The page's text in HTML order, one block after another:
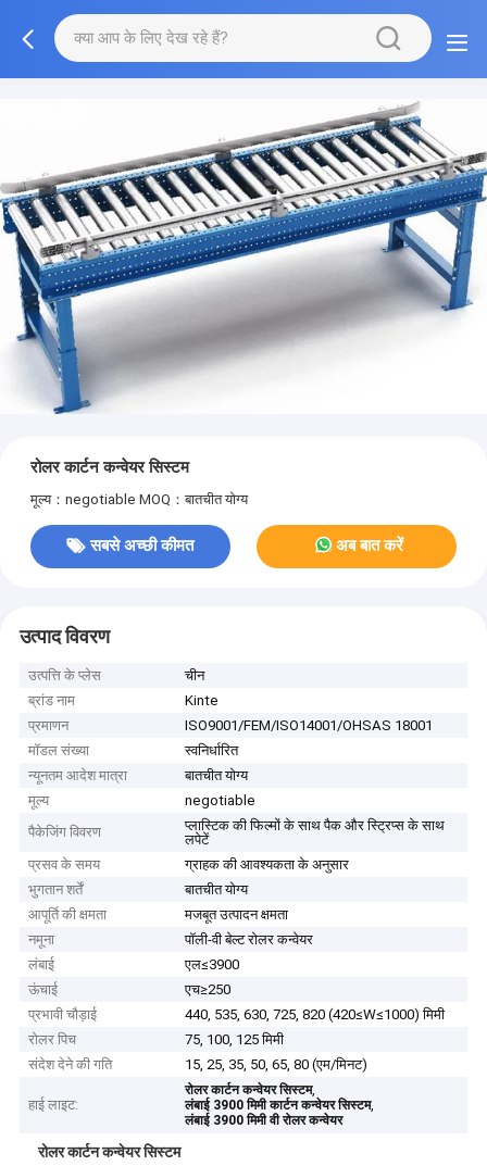
रोलर कार्टन कन्वेयर सिस्टम
मूल्य：negotiable MOQ：बातचीत योग्य
सबसे अच्छी कीमत अब बात करें
उत्पाद विवरण
उत्पत्ति के प्लेस
चीन
ब्रांड नाम
Kinte
प्रमाणन
ISO9001/FEM/ISO14001/OHSAS 18001
मॉडल संख्या
स्वनिर्धारित
न्यूनतम आदेश मात्रा
बातचीत योग्य
मूल्य
negotiable
पैकेजिंग विवरण
प्लास्टिक की फिल्मों के साथ पैक और स्ट्रिप्स के साथ
लपेटें
प्रसव के समय
ग्राहक की आवश्यकता के अनुसार
भुगतान शर्तें
बातचीत योग्य
आपूर्ति की क्षमता
मजबूत उत्पादन क्षमता
नमूना
पॉली-वी बेल्ट रोलर कन्वेयर
लंबाई
एल≤3900
ऊंचाई
एच≥250
प्रभावी चौड़ाई
440, 535, 630, 725, 820 (420≤W≤1000) मिमी
रोलर पिच
75, 100, 125 मिमी
संदेश देने की गति
15, 25, 35, 50, 65, 80 (एम/मिनट)
हाई लाइट:
रोलर कार्टन कन्वेयर सिस्टम,
लंबाई 3900 मिमी कार्टन कन्वेयर सिस्टम,
लंबाई 3900 मिमी वी रोलर कन्वेयर
रोलर कार्टन कन्वेयर सिस्टम